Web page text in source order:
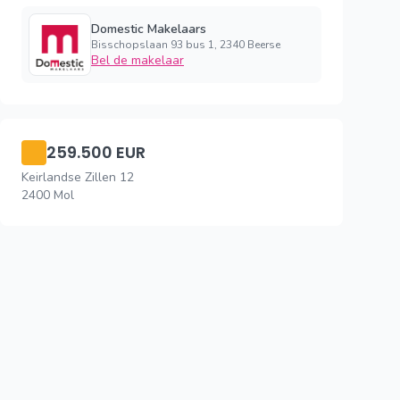
Domestic Makelaars
Bisschopslaan 93 bus 1, 2340 Beerse
Bel de makelaar
259.500 EUR
Keirlandse Zillen 12
2400 Mol